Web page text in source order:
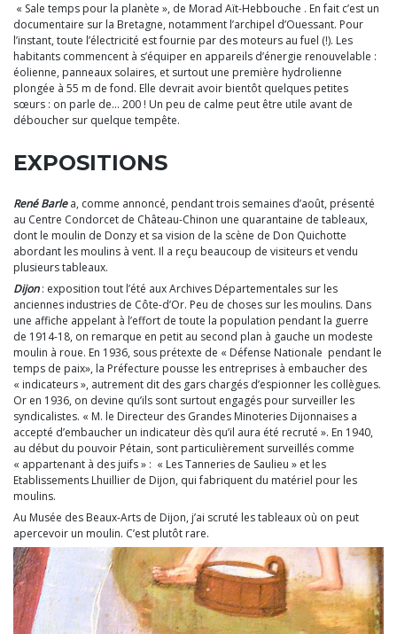
« Sale temps pour la planète », de Morad Aït-Hebbouche . En fait c’est un
documentaire sur la Bretagne, notamment l’archipel d’Ouessant. Pour
l’instant, toute l’électricité est fournie par des moteurs au fuel (!). Les
habitants commencent à s’équiper en appareils d’énergie renouvelable :
éolienne, panneaux solaires, et surtout une première hydrolienne
plongée à 55 m de fond. Elle devrait avoir bientôt quelques petites
sœurs : on parle de… 200 ! Un peu de calme peut être utile avant de
déboucher sur quelque tempête.
EXPOSITIONS
René Barlea, comme annoncé, pendant trois semaines d’août, présenté
au Centre Condorcet de Château-Chinon une quarantaine de tableaux,
dont le moulin de Donzy et sa vision de la scène de Don Quichotte
abordant les moulins à vent. Il a reçu beaucoup de visiteurs et vendu
plusieurs tableaux.
Dijon: exposition tout l’été aux Archives Départementales sur les
anciennes industries de Côte-d’Or. Peu de choses sur les moulins. Dans
une affiche appelant à l’effort de toute la population pendant la guerre
de 1914-18, on remarque en petit au second plan à gauche un modeste
moulin à roue. En 1936, sous prétexte de « Défense Nationale pendant le
temps de paix», la Préfecture pousse les entreprises à embaucher des
« indicateurs », autrement dit des gars chargés d’espionner les collègues.
Or en 1936, on devine qu’ils sont surtout engagés pour surveiller les
syndicalistes. « M. le Directeur des Grandes Minoteries Dijonnaises a
accepté d’embaucher un indicateur dès qu’il aura été recruté ». En 1940,
au début du pouvoir Pétain, sont particulièrement surveillés comme
« appartenant à des juifs » : « Les Tanneries de Saulieu » et les
Etablissements Lhuillier de Dijon, qui fabriquent du matériel pour les
moulins.
Au Musée des Beaux-Arts de Dijon, j’ai scruté les tableaux où on peut
apercevoir un moulin. C’est plutôt rare.